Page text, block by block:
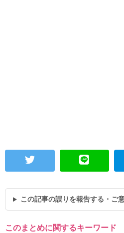
この記事の誤りを報告する・ご
このまとめに関するキーワード